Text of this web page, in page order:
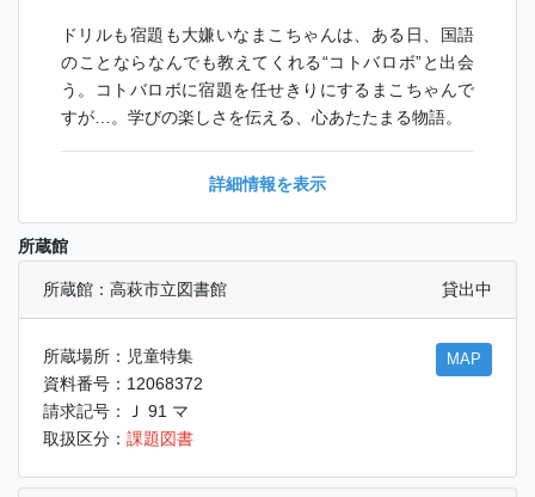
ドリルも宿題も大嫌いなまこちゃんは、ある日、国語
のことならなんでも教えてくれる“コトバロボ”と出会
う。コトバロボに宿題を任せきりにするまこちゃんで
すが…。学びの楽しさを伝える、心あたたまる物語。
詳細情報を表示
所蔵館
所蔵館：高萩市立図書館 貸出中
所蔵場所：児童特集
資料番号：12068372
請求記号：Ｊ 91 マ
取扱区分： 課題図書
MAP